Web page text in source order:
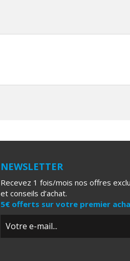
NEWSLETTER
Recevez 1 fois/mois nos offres
et conseils d’achat.
5€ offerts sur votre premier